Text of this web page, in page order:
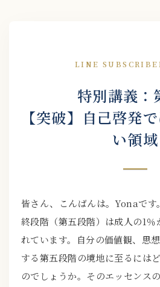
LINE
特別講義：
【突破】自己啓発
い領域
皆さん、こんばんは。Yonaです
終段階（第五段階）は成人の1％
れています。自分の価値観、思
する第五段階の境地に至るには
のでしょうか。そのエッセンス